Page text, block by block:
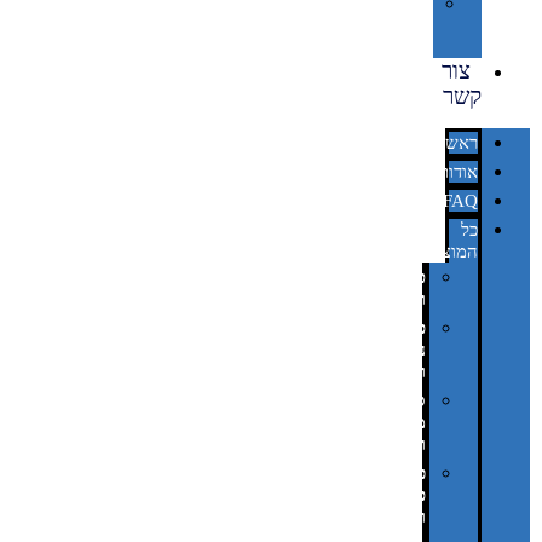
צור
קשר
ראשי
אודות
FAQ
כל
המוצרים
טכנולוגיה
וגאדג'טים
פנאי,
נופש
ונסיעות
סביבת
משרד
ופרימיום
כלים,
פנסים
ורכב